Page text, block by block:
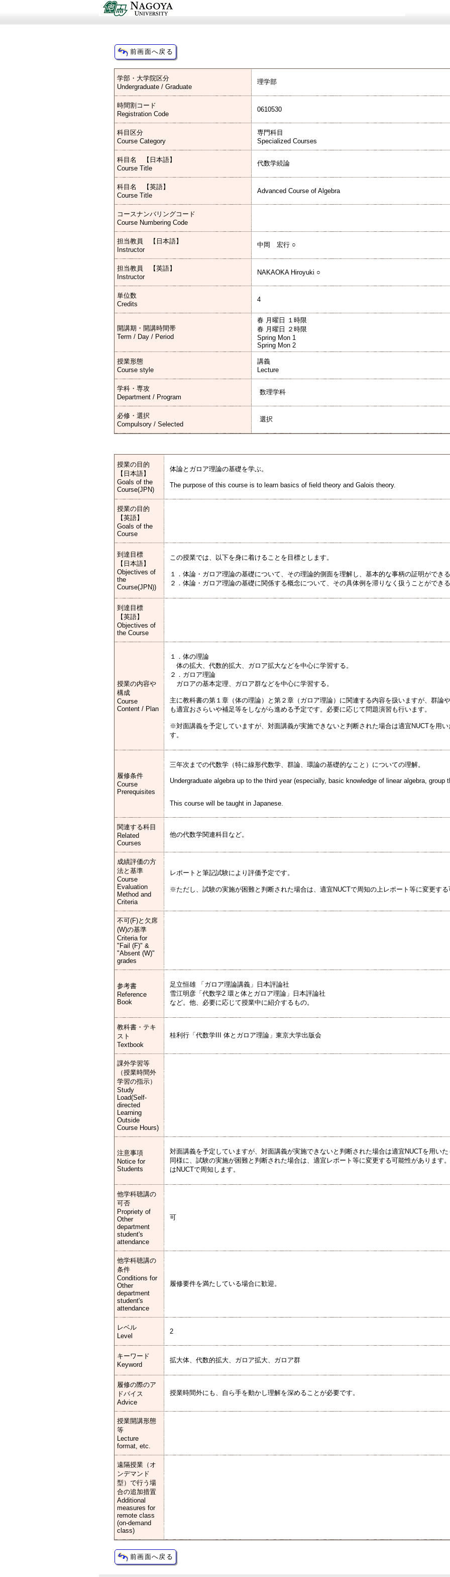
学部・大学院区分
Undergraduate / Graduate
理学部
時間割コード
Registration Code
0610530
科目区分
Course Category
専門科目
Specialized Courses
科目名 【日本語】
Course Title
代数学続論
科目名 【英語】
Course Title
Advanced Course of Algebra
コースナンバリングコード
Course Numbering Code
担当教員 【日本語】
Instructor
中岡 宏行 ○
担当教員 【英語】
Instructor
NAKAOKA Hiroyuki ○
単位数
Credits
4
開講期・開講時間帯
Term / Day / Period
春 月曜日 １時限
春 月曜日 ２時限
Spring Mon 1
Spring Mon 2
授業形態
Course style
講義
Lecture
学科・専攻
Department / Program
数理学科
必修・選択
Compulsory / Selected
選択
授業の目的
【日本語】
Goals of the
Course(JPN)
体論とガロア理論の基礎を学ぶ。
The purpose of this course is to learn basics of field theory and Galois theory.
授業の目的
【英語】
Goals of the
Course
到達目標
【日本語】
Objectives of
the
Course(JPN))
この授業では、以下を身に着けることを目標とします。
１．体論・ガロア理論の基礎について、その理論的側面を理解し、基本的な事柄の証明ができる
２．体論・ガロア理論の基礎に関係する概念について、その具体例を滞りなく扱うことができる
到達目標
【英語】
Objectives of
the Course
授業の内容や
構成
Course
Content / Plan
１．体の理論
体の拡大、代数的拡大、ガロア拡大などを中心に学習する。
２．ガロア理論
ガロアの基本定理、ガロア群などを中心に学習する。
主に教科書の第１章（体の理論）と第２章（ガロア理論）に関連する内容を扱いますが、群論
も適宜おさらいや補足等をしながら進める予定です。必要に応じて問題演習も行います。
※対面講義を予定していますが、対面講義が実施できないと判断された場合は適宜NUCTを用
す。
履修条件
Course
Prerequisites
三年次までの代数学（特に線形代数学、群論、環論の基礎的なこと）についての理解。
Undergraduate algebra up to the third year (especially, basic knowledge of linear algebra, group
This course will be taught in Japanese.
関連する科目
Related
Courses
他の代数学関連科目など。
成績評価の方
法と基準
Course
Evaluation
Method and
Criteria
レポートと筆記試験により評価予定です。
※ただし、試験の実施が困難と判断された場合は、適宜NUCTで周知の上レポート等に変更する
不可(F)と欠席
(W)の基準
Criteria for
"Fail (F)" &
"Absent (W)"
grades
参考書
Reference
Book
足立恒雄 「ガロア理論講義」日本評論社
雪江明彦「代数学2 環と体とガロア理論」日本評論社
など。他、必要に応じて授業中に紹介するもの。
教科書・テキ
スト
Textbook
桂利行「代数学III 体とガロア理論」東京大学出版会
課外学習等
（授業時間外
学習の指示）
Study
Load(Self-
directed
Learning
Outside
Course Hours)
注意事項
Notice for
Students
対面講義を予定していますが、対面講義が実施できないと判断された場合は適宜NUCTを用いた
同様に、試験の実施が困難と判断された場合は、適宜レポート等に変更する可能性があります
はNUCTで周知します。
他学科聴講の
可否
Propriety of
Other
department
student's
attendance
可
他学科聴講の
条件
Conditions for
Other
department
student's
attendance
履修要件を満たしている場合に歓迎。
レベル
Level
2
キーワード
Keyword
拡大体、代数的拡大、ガロア拡大、ガロア群
履修の際のア
ドバイス
Advice
授業時間外にも、自ら手を動かし理解を深めることが必要です。
授業開講形態
等
Lecture
format, etc.
遠隔授業（オ
ンデマンド
型）で行う場
合の追加措置
Additional
measures for
remote class
(on-demand
class)